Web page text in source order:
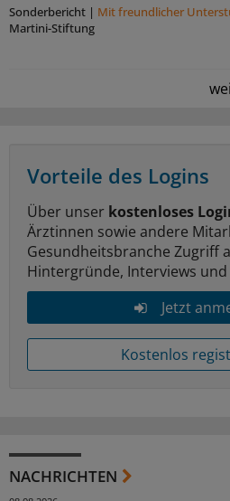
Sonderbericht | Mit freundlicher
Martini-Stiftung
Vorteile des Logins
Über unser kostenloses
Ärztinnen sowie andere
Gesundheitsbranche Zugriff
Hintergründe, Interviews und
Jetzt
Kostenlos
NACHRICHTEN